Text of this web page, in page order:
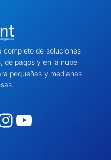
completo de soluciones
de pagos y en la nube
pequeñas y medianas
YouTube